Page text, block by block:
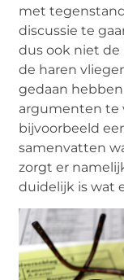
met
discussie te
dus ook niet
de haren
gedaan
argumenten te
bijvoorbeeld
samenvatten
zorgt er
duidelijk is wat